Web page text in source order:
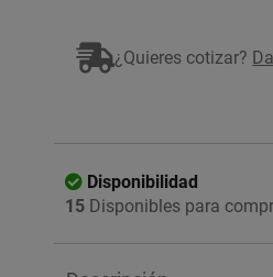
¿Quieres cotizar?
Disponibilidad
15 Disponibles para